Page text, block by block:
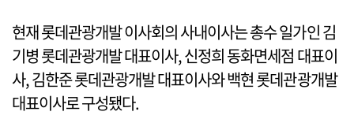
현재 롯데관광개발 이사회의 사내이사는 총수 일가인 김
기병 롯데관광개발 대표이사, 신정희 동화면세점 대표이
사, 김한준 롯데관광개발 대표이사와 백현 롯데관광개발
대표이사로 구성됐다.